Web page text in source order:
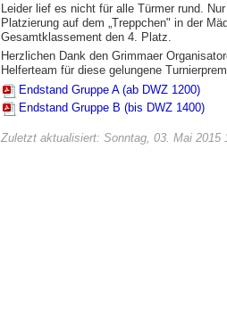
Leider lief es nicht für alle Türmer rund.
Platzierung auf dem „Treppchen" in der
Gesamtklassement den 4. Platz.
Herzlichen Dank den Grimmaer
Helferteam für diese gelungene
Endstand Gruppe A (ab DWZ 1200)
Endstand Gruppe B (bis DWZ 1400)
Zuletzt aktualisiert: Sonntag, 03. Mai 2015